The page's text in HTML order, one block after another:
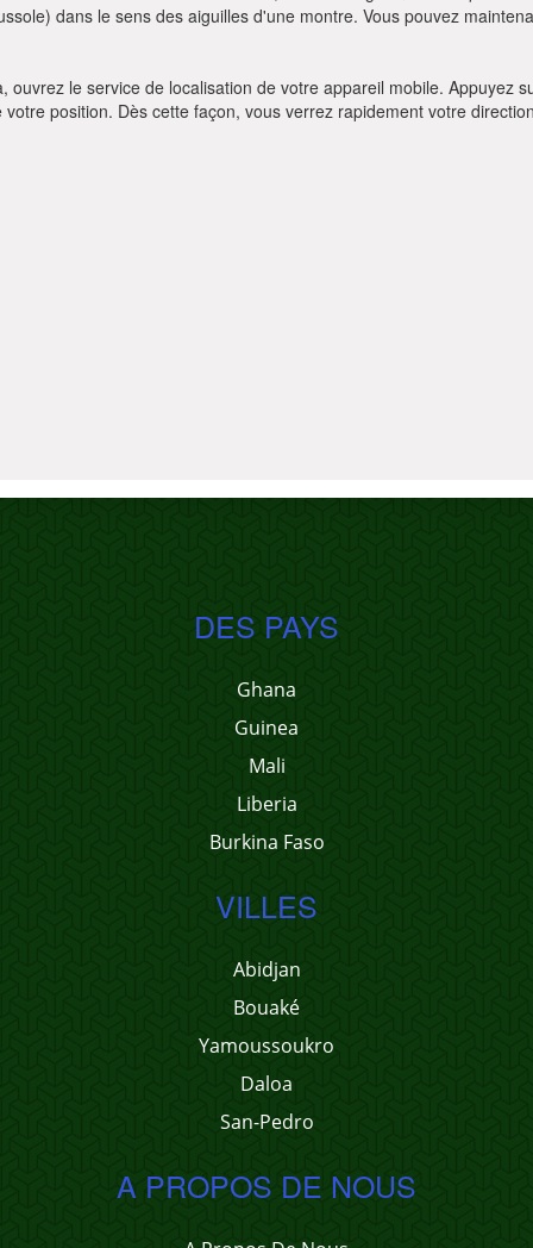
dans le sens des aiguilles d'une montre. Vous pouvez
le service de localisation de votre appareil mobile. Appuyez
position. Dès cette façon, vous verrez rapidement votre
DES PAYS
Ghana
Guinea
Mali
Liberia
Burkina Faso
VILLES
Abidjan
Bouaké
Yamoussoukro
Daloa
San-Pedro
A PROPOS DE NOUS